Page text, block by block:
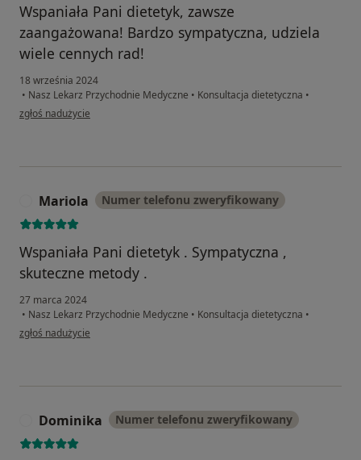
Wspaniała Pani dietetyk, zawsze
zaangażowana! Bardzo sympatyczna, udziela
wiele cennych rad!
18 września 2024
• Nasz Lekarz Przychodnie Medyczne • Konsultacja dietetyczna •
w opinii użytkownika Paulina
zgłoś nadużycie
Mariola Numer telefonu zweryfikowany
Wspaniała Pani dietetyk . Sympatyczna ,
skuteczne metody .
27 marca 2024
• Nasz Lekarz Przychodnie Medyczne • Konsultacja dietetyczna •
w opinii użytkownika Mariola
zgłoś nadużycie
Dominika Numer telefonu zweryfikowany